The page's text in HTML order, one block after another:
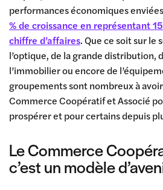
performances économiques
% de croissance en représentant
chiffre d’affaires. Que ce soit sur le
l’optique, de la grande distribution,
l’immobilier ou encore de
groupements sont nombreux à
Commerce Coopératif et Associé
prospérer et pour certains depuis
Le Commerce
c’est un modèle